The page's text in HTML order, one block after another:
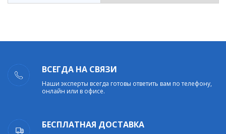
ВСЕГДА НА СВЯЗИ
Наши эксперты всегда готовы ответить вам по телефону,
онлайн или в офисе.
БЕСПЛАТНАЯ ДОСТАВКА